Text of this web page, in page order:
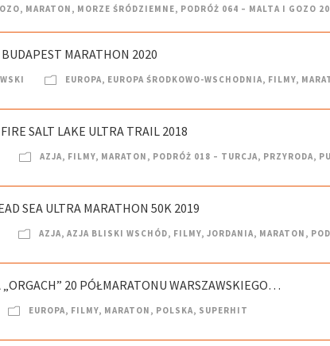
, MARATON , MORZE ŚRÓDZIEMNE, PODRÓŻ 064 – MALTA I GOZO
MARATHON 2020
EUROPA, EUROPA ŚRODKOWO-WSCHODNIA, FILMY,
SALT LAKE ULTRA TRAIL 2018
AZJA, FILMY, MARATON , PODRÓŻ 018 – TURCJA, PRZYRODA,
SEA ULTRA MARATHON 50K 2019
AZJA, AZJA BLISKI WSCHÓD, FILMY, JORDANIA, MARATON ,
20 PÓŁMARATONU WARSZAWSKIEGO…
EUROPA, FILMY, MARATON , POLSKA, SUPERHIT